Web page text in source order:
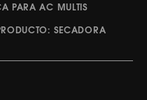
PARA AC MULTIS
SECADORA